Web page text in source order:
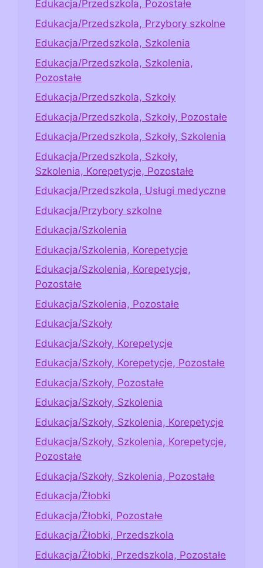
Edukacja/Przedszkola, Pozostałe
Edukacja/Przedszkola, Przybory szkolne
Edukacja/Przedszkola, Szkolenia
Edukacja/Przedszkola, Szkolenia,
Pozostałe
Edukacja/Przedszkola, Szkoły
Edukacja/Przedszkola, Szkoły, Pozostałe
Edukacja/Przedszkola, Szkoły, Szkolenia
Edukacja/Przedszkola, Szkoły,
Szkolenia, Korepetycje, Pozostałe
Edukacja/Przedszkola, Usługi medyczne
Edukacja/Przybory szkolne
Edukacja/Szkolenia
Edukacja/Szkolenia, Korepetycje
Edukacja/Szkolenia, Korepetycje,
Pozostałe
Edukacja/Szkolenia, Pozostałe
Edukacja/Szkoły
Edukacja/Szkoły, Korepetycje
Edukacja/Szkoły, Korepetycje, Pozostałe
Edukacja/Szkoły, Pozostałe
Edukacja/Szkoły, Szkolenia
Edukacja/Szkoły, Szkolenia, Korepetycje
Edukacja/Szkoły, Szkolenia, Korepetycje,
Pozostałe
Edukacja/Szkoły, Szkolenia, Pozostałe
Edukacja/Żłobki
Edukacja/Żłobki, Pozostałe
Edukacja/Żłobki, Przedszkola
Edukacja/Żłobki, Przedszkola, Pozostałe